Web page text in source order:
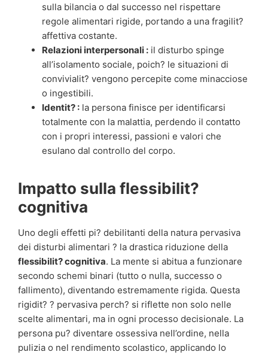
sulla bilancia o dal successo nel rispettare
regole alimentari rigide, portando a una fragilit?
affettiva costante.
Relazioni interpersonali : il disturbo spinge
all’isolamento sociale, poich? le situazioni di
convivialit? vengono percepite come minacciose
o ingestibili.
Identit? : la persona finisce per identificarsi
totalmente con la malattia, perdendo il contatto
con i propri interessi, passioni e valori che
esulano dal controllo del corpo.
Impatto sulla flessibilit?
cognitiva
Uno degli effetti pi? debilitanti della natura pervasiva
dei disturbi alimentari ? la drastica riduzione della
flessibilit? cognitiva. La mente si abitua a funzionare
secondo schemi binari (tutto o nulla, successo o
fallimento), diventando estremamente rigida. Questa
rigidit? ? pervasiva perch? si riflette non solo nelle
scelte alimentari, ma in ogni processo decisionale. La
persona pu? diventare ossessiva nell’ordine, nella
pulizia o nel rendimento scolastico, applicando lo